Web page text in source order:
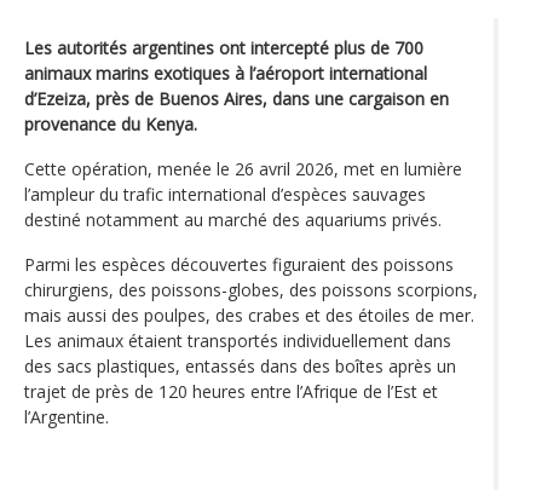
Les autorités argentines ont intercepté plus de 700
animaux marins exotiques à l’aéroport international
d’Ezeiza, près de Buenos Aires, dans une cargaison en
provenance du Kenya.
Cette opération, menée le 26 avril 2026, met en lumière
l’ampleur du trafic international d’espèces sauvages
destiné notamment au marché des aquariums privés.
Parmi les espèces découvertes figuraient des poissons
chirurgiens, des poissons-globes, des poissons scorpions,
mais aussi des poulpes, des crabes et des étoiles de mer.
Les animaux étaient transportés individuellement dans
des sacs plastiques, entassés dans des boîtes après un
trajet de près de 120 heures entre l’Afrique de l’Est et
l’Argentine.